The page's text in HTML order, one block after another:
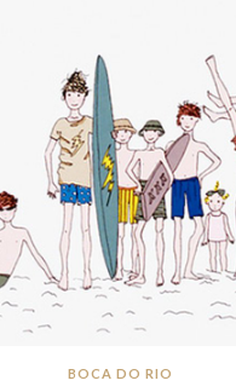
BOCA DO RIO